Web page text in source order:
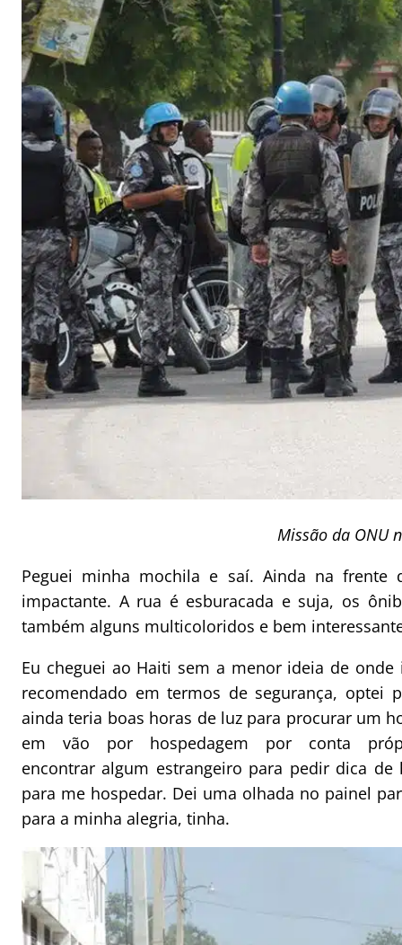
Missão da ONU
Peguei minha mochila e saí. Ainda na frente
impactante. A rua é esburacada e suja, os
também alguns multicoloridos e bem
Eu cheguei ao Haiti sem a menor ideia de
recomendado em termos de segurança, optei
ainda teria boas horas de luz para procurar um
em vão por hospedagem por conta
encontrar algum estrangeiro para pedir dica
para me hospedar. Dei uma olhada no painel
para a minha alegria, tinha.